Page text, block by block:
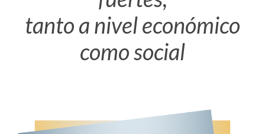
tanto a nivel económico
como social